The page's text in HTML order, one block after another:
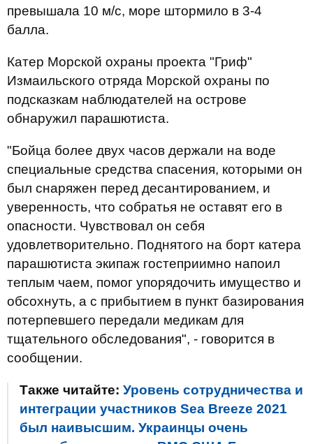
превышала 10 м/с, море штормило в 3-4
балла.
Катер Морской охраны проекта "Гриф"
Измаильского отряда Морской охраны по
подсказкам наблюдателей на острове
обнаружил парашютиста.
"Бойца более двух часов держали на воде
специальные средства спасения, которыми он
был снаряжен перед десантированием, и
уверенность, что собратья не оставят его в
опасности. Чувствовал он себя
удовлетворительно. Поднятого на борт катера
парашютиста экипаж гостеприимно напоил
теплым чаем, помог упорядочить имущество и
обсохнуть, а с прибытием в пункт базирования
потерпевшего передали медикам для
тщательного обследования", - говорится в
сообщении.
Также читайте: Уровень сотрудничества и
интеграции участников Sea Breeze 2021
был наивысшим. Украинцы очень